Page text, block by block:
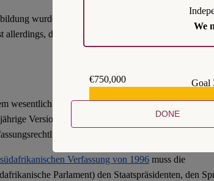
wurde immer wieder auf diesen Präzedenzfall
allerdings, dass der ANC dieses Mal keine alleinige
wesentlich schneller gehen. Die originale GNU war
Version wurde dagegen mit der heißen Nadel
Vorschrift zusammengestrickt.
südafrikanischen Verfassung von 1996muss die
Parlament) den Staatspräsidenten, den
We
€750,000
Goal
DONE